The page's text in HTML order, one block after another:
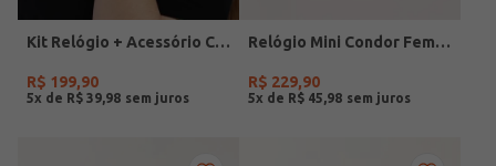
Kit Relógio + Acessório Condor Feminino PRATA
R$ 199,90
5x de R$ 39 98
Relógio Mini Condor Feminino DOURADO
R$ 229,90
5x de R$ 45 98